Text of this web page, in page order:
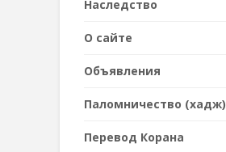
Наследствo
О сайте
Объявления
Паломничество (хадж)
Перевод Корана